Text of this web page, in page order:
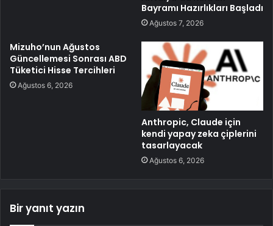
Bayramı Hazırlıkları Başladı
Ağustos 7, 2026
Mizuho’nun Ağustos
Güncellemesi Sonrası ABD
Tüketici Hisse Tercihleri
Ağustos 6, 2026
Anthropic, Claude için
kendi yapay zeka çiplerini
tasarlayacak
Ağustos 6, 2026
Bir yanıt yazın